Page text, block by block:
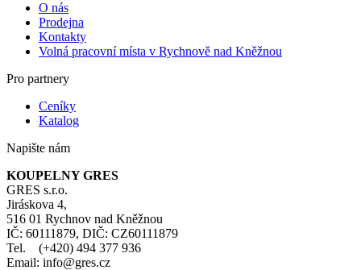
O nás
Prodejna
Kontakty
Volná pracovní místa v Rychnově nad Kněžnou
Pro partnery
Ceníky
Katalog
Napište nám
KOUPELNY GRES
GRES s.r.o.
Jiráskova 4,
516 01 Rychnov nad Kněžnou
IČ: 60111879, DIČ: CZ60111879
Tel. (+420) 494 377 936
Email: info@gres.cz